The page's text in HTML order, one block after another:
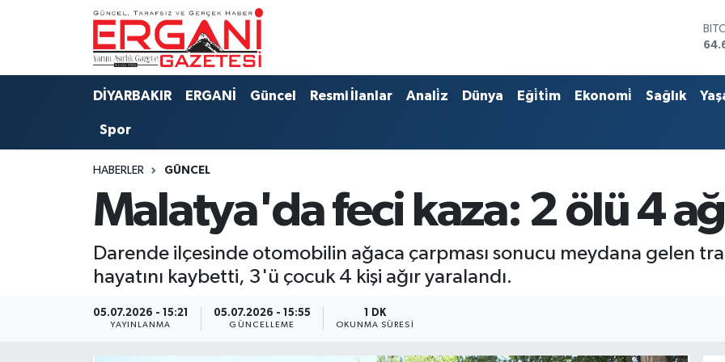
DİYARBAKIR ERGANİ Güncel Resmi İlanlar Anali̇z Dünya Eği̇ti̇m Ekonomi̇ Sağlık
Spor
HABERLER GÜNCEL
Malatya'da feci kaza: 2 ölü 4
Darende ilçesinde otomobilin ağaca çarpması sonucu meydana gelen
hayatını kaybetti, 3'ü çocuk 4 kişi ağır yaralandı.
05.07.2026 - 15:21
YAYINLANMA
05.07.2026 - 15:55
GÜNCELLEME
1 DK
OKUNMA SÜRESI
DİYARBAKIR
BAĞLAR
ERGANİ
Resmi İlanlar
Si̇yaset
Ergani Nöbetçi Eczaneler
Ergani Hava Durumu
Tüm Manşetler
Son Dakika Haberleri
Haber Arşivi